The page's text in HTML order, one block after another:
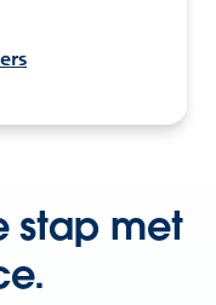
stap met